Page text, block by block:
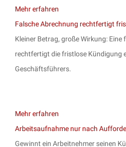
Mehr erfahren
Falsche Abrechnung rechtfertigt
Kleiner Betrag, große Wirkung:
rechtfertigt die fristlose Kündigung
Geschäftsführers.
Mehr erfahren
Arbeitsaufnahme nur nach
Gewinnt ein Arbeitnehmer seinen